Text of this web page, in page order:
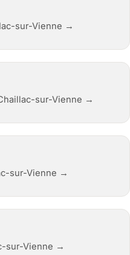
sur-Vienne →
sur-Vienne →
sur-Vienne →
sur-Vienne →